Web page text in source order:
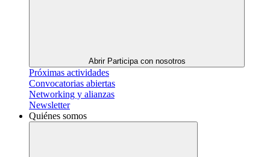
Abrir Participa con nosotros
Próximas actividades
Convocatorias abiertas
Networking y alianzas
Newsletter
Quiénes somos